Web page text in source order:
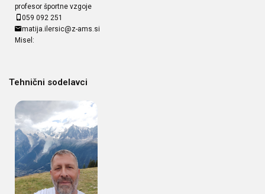
profesor športne vzgoje
059 092 251
matija.ilersic@z-ams.si
Misel:
Tehnični sodelavci